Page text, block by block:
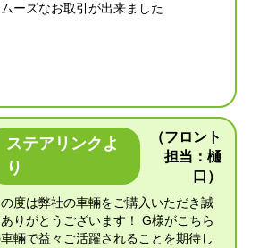
ムーズなお取引が出来ました
ステアリンクよ
り
（フロント
担当：樋
口）
の度は弊社の車輛をご購入いただき誠
りがとうございます！ G様がこちら
輛で益々ご活躍されることを期待し